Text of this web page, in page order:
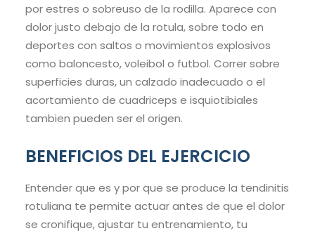
por estres o sobreuso de la rodilla. Aparece con
dolor justo debajo de la rotula, sobre todo en
deportes con saltos o movimientos explosivos
como baloncesto, voleibol o futbol. Correr sobre
superficies duras, un calzado inadecuado o el
acortamiento de cuadriceps e isquiotibiales
tambien pueden ser el origen.
BENEFICIOS DEL EJERCICIO
Entender que es y por que se produce la tendinitis
rotuliana te permite actuar antes de que el dolor
se cronifique, ajustar tu entrenamiento, tu